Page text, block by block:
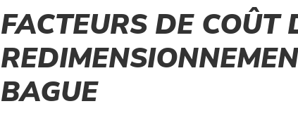
FACTEURS DE COÛT
BAGUE